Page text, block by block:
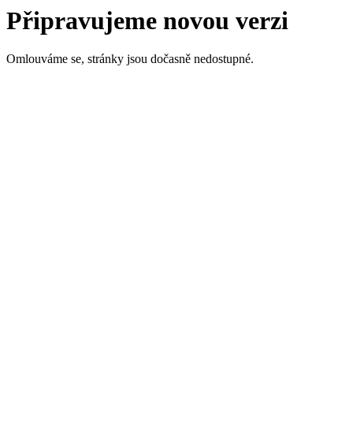
Připravujeme novou verzi
Omlouváme se, stránky jsou dočasně nedostupné.